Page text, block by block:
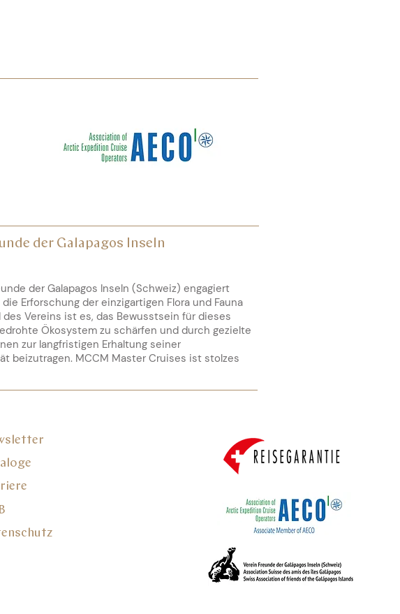
der Galapagos Inseln
der Galapagos Inseln (Schweiz) engagiert
Erforschung der einzigartigen Flora und Fauna
Vereins ist es, das Bewusstsein für dieses
Ökosystem zu schärfen und durch gezielte
zur langfristigen Erhaltung seiner
beizutragen. MCCM Master Cruises ist stolzes